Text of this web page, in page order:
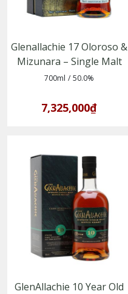
Glenallachie 17 Oloroso &
Mizunara – Single Malt
Whisky vùng Speyside
700ml / 50.0%
7,325,000₫
GlenAllachie 10 Year Old